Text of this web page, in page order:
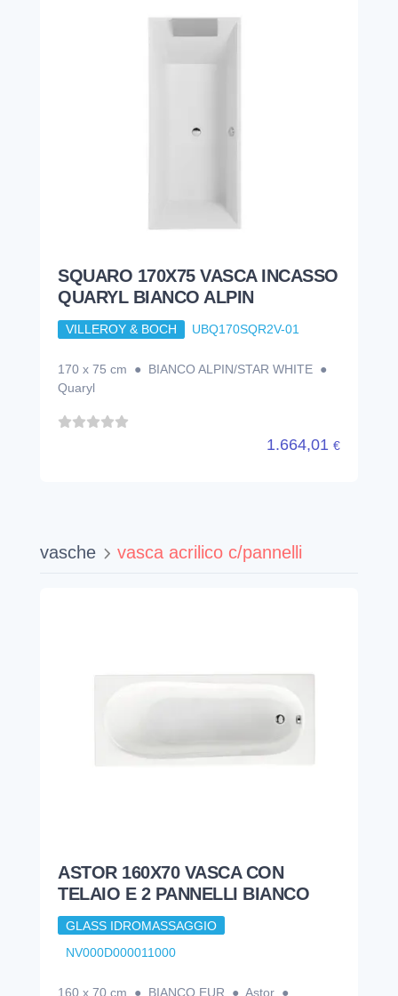
SQUARO 170X75 VASCA INCASSO
QUARYL BIANCO ALPIN
VILLEROY & BOCH UBQ170SQR2V-01
170 x 75 cm ● BIANCO ALPIN/STAR WHITE ●
Quaryl
1.664,01 €
vasche vasca acrilico c/pannelli
ASTOR 160X70 VASCA CON
TELAIO E 2 PANNELLI BIANCO
GLASS IDROMASSAGGIO
NV000D000011000
160 x 70 cm ● BIANCO EUR ● Astor ●